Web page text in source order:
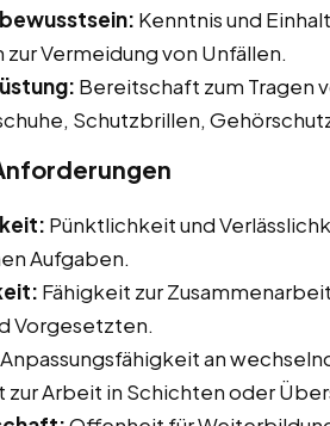
Kenntnis und
zur Vermeidung von Unfällen.
Bereitschaft zum Tragen
Schutzbrillen,
Pünktlichkeit und
Aufgaben.
Fähigkeit zur
Vorgesetzten.
Anpassungsfähigkeit an
Arbeit in Schichten oder